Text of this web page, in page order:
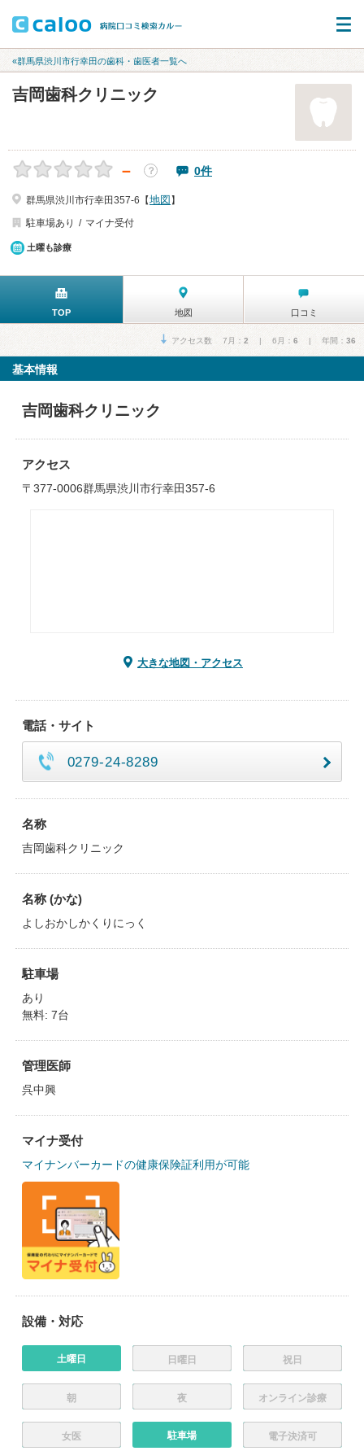
«群馬県渋川市行幸田の歯科・歯医者一覧へ
吉岡歯科クリニック
－ ？ 0件
群馬県渋川市行幸田357-6【地図 】
駐車場あり
マイナ受付
土曜も診療
TOP 地図 口コミ
アクセス数 7月： 2 | 6月： 6 | 年間： 36
基本情報
吉岡歯科クリニック
アクセス
〒377-0006群馬県渋川市行幸田357-6
大きな地図・アクセス
電話・サイト
0279-24-8289
名称
吉岡歯科クリニック
名称 (かな)
よしおかしかくりにっく
駐車場
あり
無料: 7台
管理医師
呉中興
マイナ受付
マイナンバーカードの健康保険証利用が可能
設備・対応
土曜日 日曜日 祝日
朝 夜 オンライン診療
女医 駐車場 電子決済可